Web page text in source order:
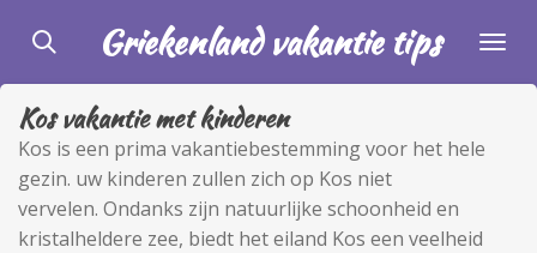
direct
naar
de
hoofdinhoud
Griekenland vakantie tips
Kos vakantie met kinderen
Kos is een prima vakantiebestemming voor het hele
gezin. uw kinderen zullen zich op Kos niet
vervelen. Ondanks zijn natuurlijke schoonheid en
kristalheldere zee, biedt het eiland Kos een veelheid